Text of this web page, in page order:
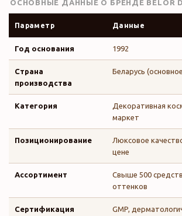
ОСНОВНЫЕ ДАННЫЕ О БРЕНДЕ BELOR
Параметр Данные
Год основания 1992
Страна
производства
Беларусь
Категория
Декоративная
маркет
Позиционирование
Люксовое
цене
Ассортимент
Свыше 500
оттенков
Сертификация
GMP,